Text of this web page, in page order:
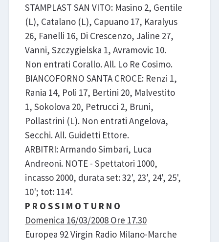
STAMPLAST SAN VITO: Masino 2, Gentile
(L), Catalano (L), Capuano 17, Karalyus
26, Fanelli 16, Di Crescenzo, Jaline 27,
Vanni, Szczygielska 1, Avramovic 10.
Non entrati Corallo. All. Lo Re Cosimo.
BIANCOFORNO SANTA CROCE: Renzi 1,
Rania 14, Poli 17, Bertini 20, Malvestito
1, Sokolova 20, Petrucci 2, Bruni,
Pollastrini (L). Non entrati Angelova,
Secchi. All. Guidetti Ettore.
ARBITRI: Armando Simbari, Luca
Andreoni. NOTE - Spettatori 1000,
incasso 2000, durata set: 32', 23', 24', 25',
10'; tot: 114'.
P R O S S I M O T U R N O
Domenica 16/03/2008 Ore 17.30
Europea 92 Virgin Radio Milano-Marche